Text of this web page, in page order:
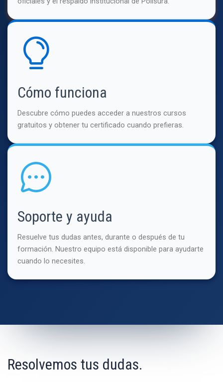
Cómo funciona
Descubre cómo puedes acceder a nuestros cursos
gratuitos y obtener tu certificado cuando prefieras.
Soporte y ayuda
Resuelve tus dudas antes, durante o después de tu
formación. Nuestro equipo está disponible para ayudarte
cuando lo necesites.
Resolvemos tus dudas.